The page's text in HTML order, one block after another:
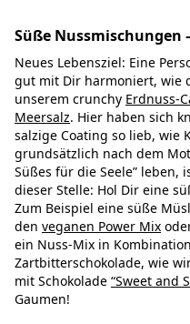
Süße Nussmischungen
Neues Lebensziel: Eine
gut mit Dir harmoniert, wie
unserem crunchy Erdnuss-
Meersalz. Hier haben sich
salzige Coating so lieb, wie
grundsätzlich nach dem
Süßes für die Seele” leben,
dieser Stelle: Hol Dir eine
Zum Beispiel eine süße
den veganen Power Mix
ein Nuss-Mix in
Zartbitterschokolade, wie
mit Schokolade “Sweet and
Gaumen!